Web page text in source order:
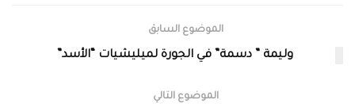
الموضوع السابق
وليمة ” دسمة” في الجورة لميليشيات “الأسد”
الموضوع التالي